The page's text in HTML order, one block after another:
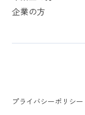
企業の方
プライバシーポリシー